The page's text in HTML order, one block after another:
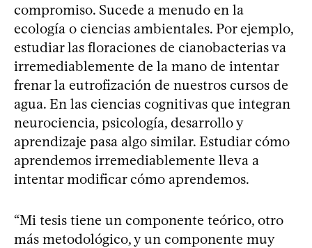
compromiso. Sucede a menudo en la
ecología o ciencias ambientales. Por ejemplo,
estudiar las floraciones de cianobacterias va
irremediablemente de la mano de intentar
frenar la eutrofización de nuestros cursos de
agua. En las ciencias cognitivas que integran
neurociencia, psicología, desarrollo y
aprendizaje pasa algo similar. Estudiar cómo
aprendemos irremediablemente lleva a
intentar modificar cómo aprendemos.
“Mi tesis tiene un componente teórico, otro
más metodológico, y un componente muy